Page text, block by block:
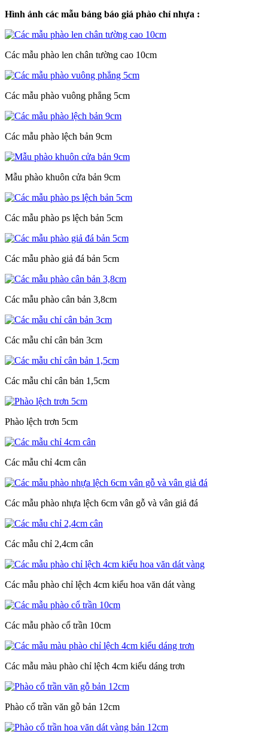
Hình ảnh các mẫu bảng báo giá phào chỉ nhựa :
Các mẫu phào len chân tường cao 10cm
Các mẫu phào vuông phẳng 5cm
Các mẫu phào lệch bản 9cm
Mẫu phào khuôn cửa bản 9cm
Các mẫu phào ps lệch bản 5cm
Các mẫu phào giả đá bản 5cm
Các mẫu phào cân bản 3,8cm
Các mẫu chỉ cân bản 3cm
Các mẫu chỉ cân bản 1,5cm
Phào lệch trơn 5cm
Các mẫu chỉ 4cm cân
Các mẫu phào nhựa lệch 6cm vân gỗ và vân giả đá
Các mẫu chỉ 2,4cm cân
Các mẫu phào chỉ lệch 4cm kiểu hoa văn dát vàng
Các mẫu phào cổ trần 10cm
Các mẫu màu phào chỉ lệch 4cm kiểu dáng trơn
Phào cổ trần văn gỗ bản 12cm